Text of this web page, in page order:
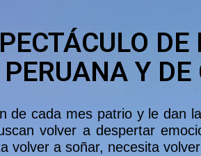
Y DE
cada mes patrio y le dan
volver a despertar
volver a soñar, necesita